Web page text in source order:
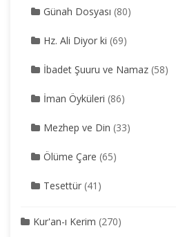
Günah Dosyası (80)
Hz. Ali Diyor ki (69)
İbadet Şuuru ve Namaz (58)
İman Öyküleri (86)
Mezhep ve Din (33)
Ölüme Çare (65)
Tesettür (41)
Kur'an-ı Kerim (270)